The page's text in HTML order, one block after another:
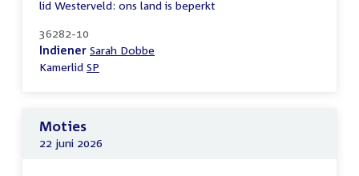
lid Westerveld: ons land is beperkt
36282-10
Indiener Sarah Dobbe
Kamerlid SP
Moties
22 juni 2026